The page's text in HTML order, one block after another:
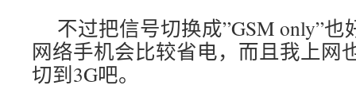
不过把信号切换成”GSM only”
网络手机会比较省电，而且我上网
切到3G吧。